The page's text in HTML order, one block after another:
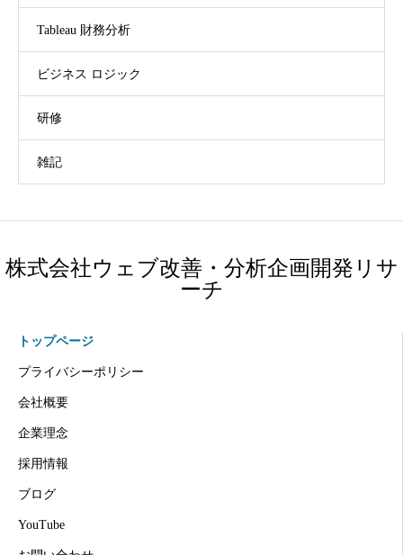
Tableau 財務分析
ビジネス ロジック
研修
雑記
株式会社ウェブ改善・分析企画開発リサ
ーチ
トップページ
プライバシーポリシー
会社概要
企業理念
採用情報
ブログ
YouTube